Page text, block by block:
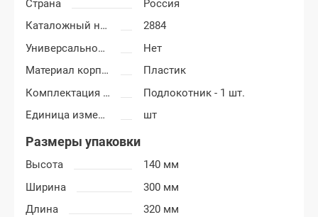
Страна
Россия
Каталожный номер
2884
Универсальность подлокотника
Нет
Материал корпуса подлокотника
Пластик
Комплектация подлокотника
Подлокотник - 1 шт.
Единица измерения
шт
Размеры упаковки
Высота
140 мм
Ширина
300 мм
Длина
320 мм